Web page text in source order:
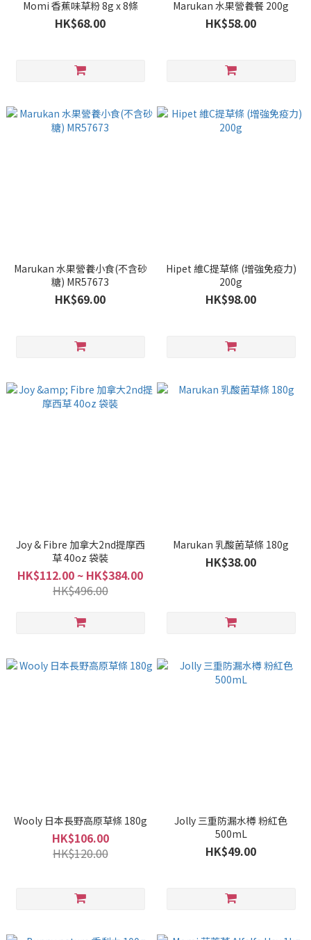
Momi 香蕉味草粉 8g x 8條
HK$68.00
Marukan 水果營養餐 200g
HK$58.00
Marukan 水果營養小食(不含砂
糖) MR57673
HK$69.00
Hipet 維C提草條 (增強免疫力)
200g
HK$98.00
Joy & Fibre 加拿大2nd提摩西
草 40oz 袋裝
HK$112.00 ~ HK$384.00
HK$496.00
Marukan 乳酸菌草條 180g
HK$38.00
Wooly 日本長野高原草條 180g
HK$106.00
HK$120.00
Jolly 三重防漏水樽 粉紅色
500mL
HK$49.00